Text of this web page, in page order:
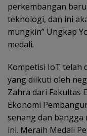
perkembangan
teknologi, dan ini
mungkin” Ungkap
medali.
Kompetisi IoT telah
yang diikuti oleh
Zahra dari Fakultas
Ekonomi
senang dan
ini. Meraih Medali